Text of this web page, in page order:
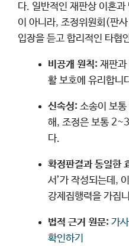
다. 일반적인 재판상 이혼
이 아니라, 조정위원회(판
입장을 듣고 합리적인 타협
비공개 원칙: 재판과
활 보호에 유리합니
신속성: 소송이 보
해, 조정은 보통
다.
확정판결과 동일한
서’가 작성되는데,
강제집행력을 가집
법적 근거 원문: 가
확인하기